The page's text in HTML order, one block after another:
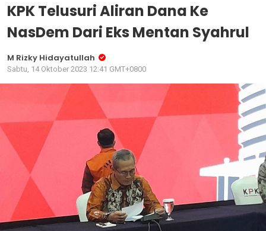
KPK Telusuri Aliran Dana Ke
NasDem Dari Eks Mentan Syahrul
M Rizky Hidayatullah
Sabtu, 14 Oktober 2023 12:41 GMT+0800